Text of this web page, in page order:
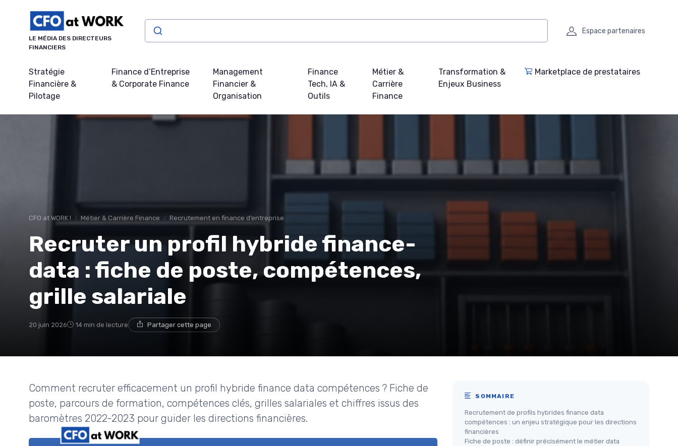
LE MÉDIA DES DIRECTEURS
FINANCIERS
Espace partenaires
Stratégie
Financière &
Pilotage
Finance d’Entreprise
& Corporate Finance
Management
Financier &
Organisation
Finance
Tech, IA &
Outils
Métier &
Carrière
Finance
Transformation &
Enjeux Business
Marketplace de prestataires
CFO at WORK ! Métier & Carrière Finance Recrutement en finance d’entreprise
Recruter un profil hybride finance-
data : fiche de poste, compétences,
grille salariale
20 juin 2026 14 min de lecture Partager cette page
Comment recruter efficacement un profil hybride finance data compétences ? Fiche de
poste, parcours de formation, compétences clés, grilles salariales et chiffres issus des
baromètres 2022-2023 pour guider les directions financières.
SOMMAIRE
Recrutement de profils hybrides finance data
compétences : un enjeu stratégique pour les directions
financières
Fiche de poste : définir précisément le métier data